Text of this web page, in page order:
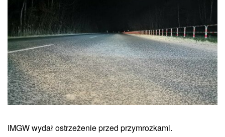
IMGW wydał ostrzeżenie przed przymrozkami.